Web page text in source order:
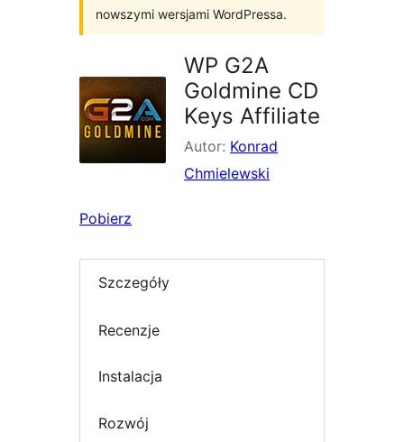
nowszymi wersjami WordPressa.
WP G2A
Goldmine CD
Keys Affiliate
Autor: Konrad
Chmielewski
Pobierz
Szczegóły
Recenzje
Instalacja
Rozwój